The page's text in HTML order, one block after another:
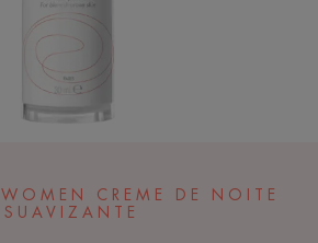
CREME DE NOITE
SUAVIZANTE